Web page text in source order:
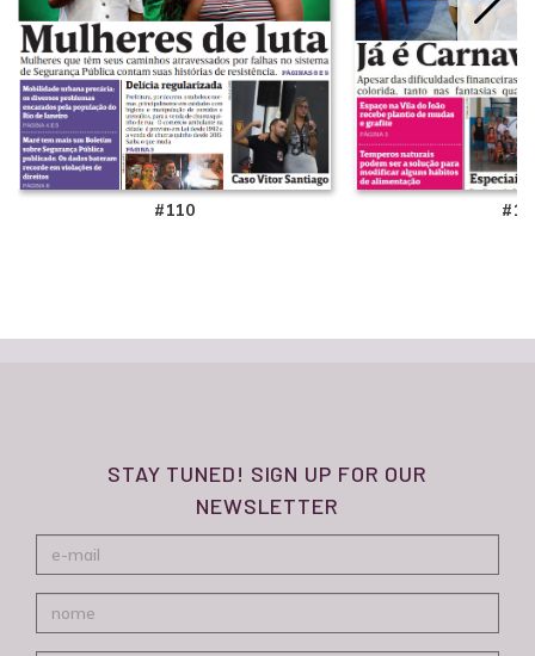
#110
STAY TUNED! SIGN UP FOR OUR
NEWSLETTER